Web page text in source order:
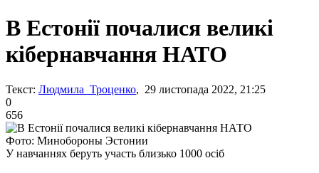
В Естонії почалися великі
кібернавчання НАТО
Текст: Людмила Троценко, 29 листопада 2022, 21:25
0
656
Фото: Минобороны Эстонии
У навчаннях беруть участь близько 1000 осіб